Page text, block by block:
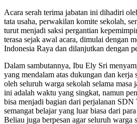
Acara serah terima jabatan ini dihadiri
tata usaha, perwakilan komite sekolah,
turut menjadi saksi pergantian
terasa sejak awal acara, dimulai dengan
Indonesia Raya dan dilanjutkan dengan
Dalam sambutannya, Ibu Ely Sri
yang mendalam atas dukungan dan kerja
oleh seluruh warga sekolah selama masa
ini adalah waktu yang singkat, namun
bisa menjadi bagian dari perjalanan
semangat belajar yang luar biasa dari
Beliau juga berpesan agar seluruh warga